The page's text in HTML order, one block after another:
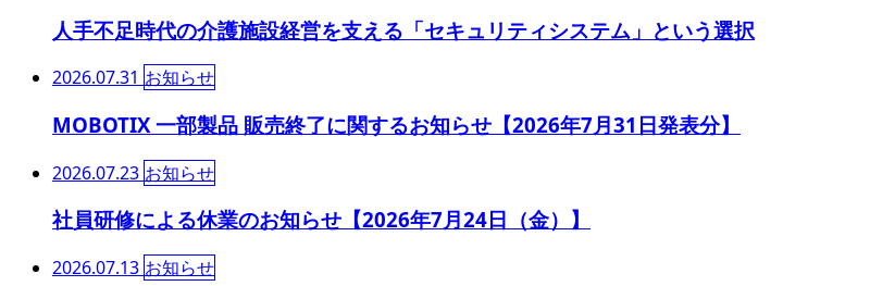
人手不足時代の介護施設経営を支える「セキュリティシステム」という選択
2026.07.31 お知らせ
MOBOTIX 一部製品 販売終了に関するお知らせ【2026年7月31日発表分】
2026.07.23 お知らせ
社員研修による休業のお知らせ【2026年7月24日（金）】
2026.07.13 お知らせ